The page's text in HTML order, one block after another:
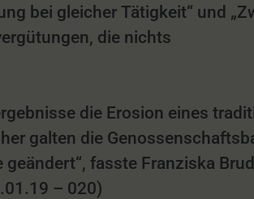
bei gleicher Tätigkeit“ und
die nichts
die Erosion eines
galten die
fasste Franziska
– 020)